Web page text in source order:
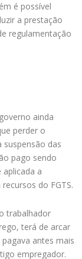
é possível
a prestação
regulamentação
ainda
perder o
suspensão das
pago sendo
a
do FGTS.
trabalhador
terá de arcar
antes mais
empregador.